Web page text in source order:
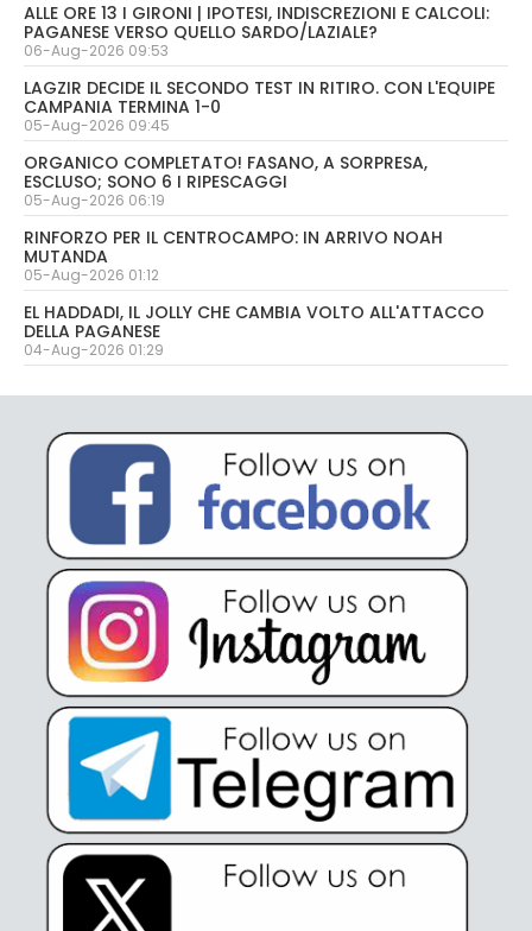
ALLE ORE 13 I GIRONI | IPOTESI, INDISCREZIONI E CALCOLI:
PAGANESE VERSO QUELLO SARDO/LAZIALE?
06-Aug-2026 09:53
LAGZIR DECIDE IL SECONDO TEST IN RITIRO. CON L'EQUIPE
CAMPANIA TERMINA 1-0
05-Aug-2026 09:45
ORGANICO COMPLETATO! FASANO, A SORPRESA,
ESCLUSO; SONO 6 I RIPESCAGGI
05-Aug-2026 06:19
RINFORZO PER IL CENTROCAMPO: IN ARRIVO NOAH
MUTANDA
05-Aug-2026 01:12
EL HADDADI, IL JOLLY CHE CAMBIA VOLTO ALL'ATTACCO
DELLA PAGANESE
04-Aug-2026 01:29